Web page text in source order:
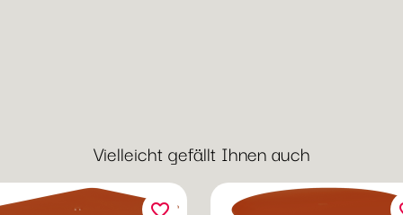
Vielleicht gefällt Ihnen auch
favorite_border